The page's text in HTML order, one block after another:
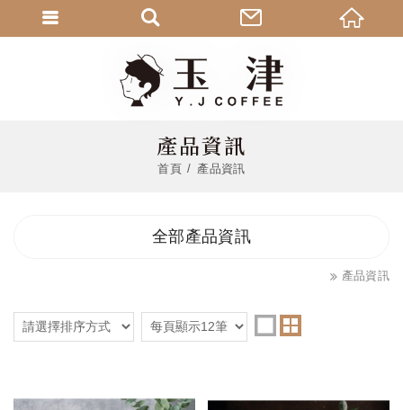
產品資訊
首頁 產品資訊
全部產品資訊
產品資訊